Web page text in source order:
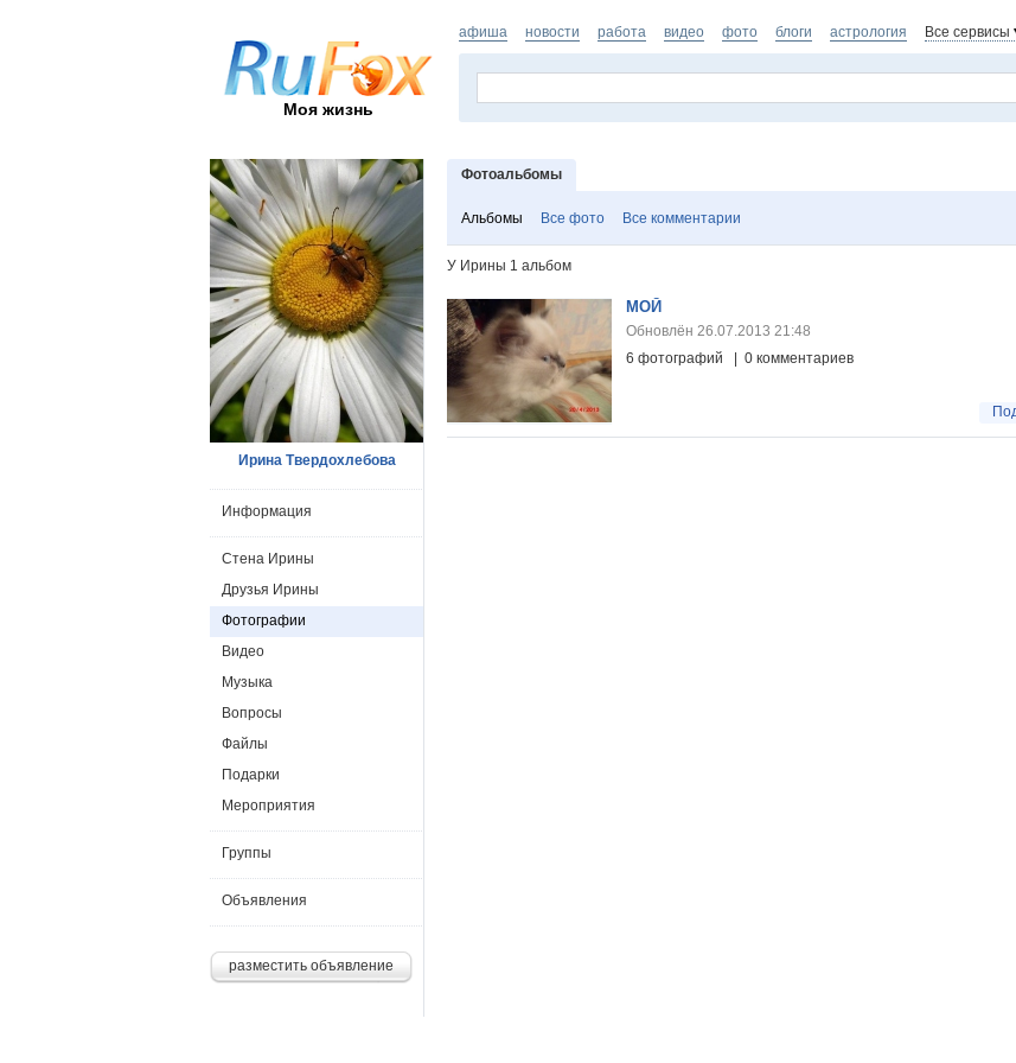
Моя жизнь
афиша новости работа видео фото блоги астрология Все сервисы
Фотоальбомы
Альбомы Все фото Все комментарии
У Ирины 1 альбом
МОЙ
Обновлён 26.07.2013 21:48
6 фотографий | 0 комментариев
Ирина Твердохлебова
Информация
Стена Ирины
Друзья Ирины
Фотографии
Видео
Музыка
Вопросы
Файлы
Подарки
Мероприятия
Группы
Объявления
разместить объявление